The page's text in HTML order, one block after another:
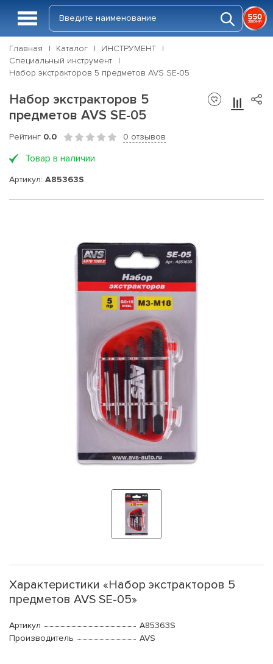
Главная Каталог
ИНСТРУМЕНТ
Специальный инструмент
Набор экстракторов 5 предметов AVS SE-05
Набор экстракторов 5
предметов AVS SE-05
Рейтинг 0.0 0 отзывов
Товар в наличии
Артикул: A85363S
Характеристики «Набор экстракторов 5
предметов AVS SE-05»
Артикул
A85363S
Производитель
AVS